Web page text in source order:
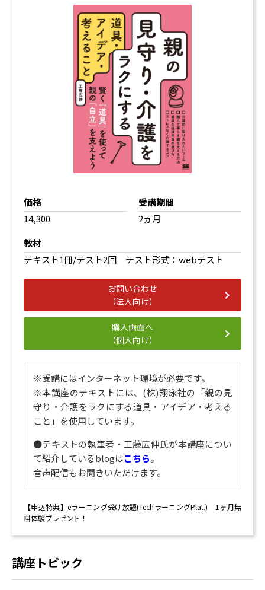
価格
14,300
受講期間
2ヵ月
教材
テキスト1冊/テスト2回 テスト形式：webテスト
お問い合わせ
（法人向け）
購入画面へ
（個人向け）
※受講にはインターネット環境が必要です。
※本講座のテキストには、(株)翔泳社の「親の見
守り・介護をラクにする道具・アイデア・考える
こと」を使用しています。
●テキストの執筆者・工藤広伸氏が本講座につい
て紹介しているblogはこちら。
音声配信もお聞きいただけます。
【申込特典】 eラーニング受け放題(TechラーニングPlat.) 1ヶ月無
料体験プレゼント！
講座トピック